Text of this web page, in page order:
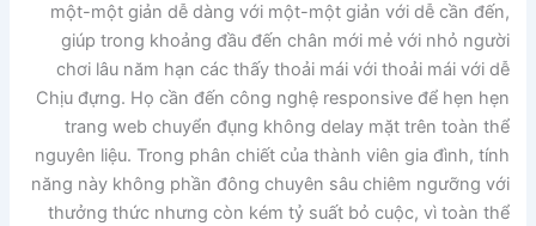
một-một giản dễ dàng với một-một giản với dễ cần đến,
giúp trong khoảng đầu đến chân mới mẻ với nhỏ người
chơi lâu năm hạn các thấy thoải mái với thoải mái với dễ
Chịu đựng. Họ cần đến công nghệ responsive để hẹn hẹn
trang web chuyển đụng không delay mặt trên toàn thể
nguyên liệu. Trong phân chiết của thành viên gia đình, tính
năng này không phần đông chuyên sâu chiêm ngưỡng với
thưởng thức nhưng còn kém tỷ suất bỏ cuộc, vì toàn thể